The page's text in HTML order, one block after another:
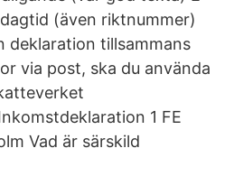
(även riktnummer)
deklaration tillsammans
via post, ska du använda
1 FE
Vad är särskild